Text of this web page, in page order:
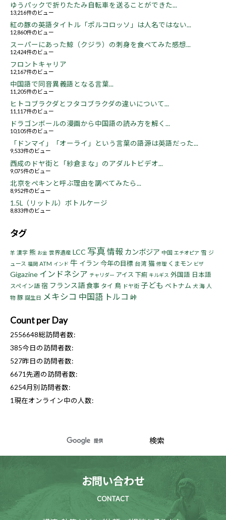
ゆうパックで折りたたみ自転車を送ることができた...
13,216件のビュー
紅の豚の英語タイトル「ポルコロッソ」は人名ではない...
12,860件のビュー
スーパーにあった鯨（クジラ）の刺身を食べてみた感想...
12,424件のビュー
フロントキャリア
12,167件のビュー
中国語で同音異義語となる言葉...
11,205件のビュー
ヒトコブラクダとフタコブラクダの違いについて...
11,117件のビュー
ドラゴンボールの漫画から中国語の読み方を解く...
10,105件のビュー
「ドンマイ」「オーライ」という言葉の語源は英語だった...
9,533件のビュー
西成のドヤ街と「紗倉まな」のアダルトビデオ...
9,075件のビュー
北京をペキンと呼ぶ理由を調べてみたら...
8,952件のビュー
1.5L（リットル）ボトルケージ
8,833件のビュー
タグ
羊 漢字 熊 お金 世界遺産 LCC 写真 情報 カンボジア 中国 エチオピア 雪 ジ
ュース 福岡 ATM インド 牛 イラン 今年の目標 台湾 猫 修理 くまモン ビザ
Gigazine インドネシア チャリダー アイス 下痢 キルギス 外国語 日本語
スペイン語 宿 フランス語食事 タイ 鳥 ドヤ街 子ども ベトナム 犬 海 人
物 豚 誕生日 メキシコ 中国語 トルコ 峠
Count per Day
2556648総訪問者数:
385今日の訪問者数:
527昨日の訪問者数:
6671先週の訪問者数:
6254月別訪問者数:
1現在オンライン中の人数:
お問い合わせ
CONTACT